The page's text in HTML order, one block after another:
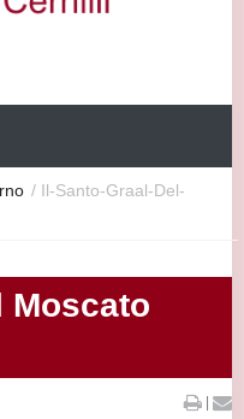
/ Il-Santo-Graal-Del-
Moscato
|